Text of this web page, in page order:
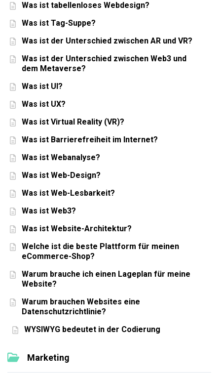
Was ist tabellenloses Webdesign?
Was ist Tag-Suppe?
Was ist der Unterschied zwischen AR und VR?
Was ist der Unterschied zwischen Web3 und
dem Metaverse?
Was ist UI?
Was ist UX?
Was ist Virtual Reality (VR)?
Was ist Barrierefreiheit im Internet?
Was ist Webanalyse?
Was ist Web-Design?
Was ist Web-Lesbarkeit?
Was ist Web3?
Was ist Website-Architektur?
Welche ist die beste Plattform für meinen
eCommerce-Shop?
Warum brauche ich einen Lageplan für meine
Website?
Warum brauchen Websites eine
Datenschutzrichtlinie?
WYSIWYG bedeutet in der Codierung
Marketing